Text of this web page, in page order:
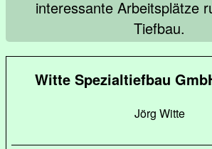
interessante Arbeitsplätze
Tiefbau.
Witte Spezialtiefbau
Jörg Witte